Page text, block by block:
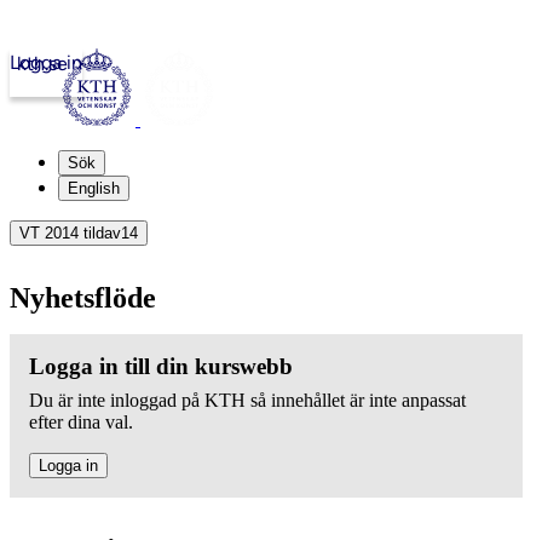
kth.se
Logga in
Sök
English
VT 2014 tildav14
Nyhetsflöde
Logga in till din kurswebb
Du är inte inloggad på KTH så innehållet är inte anpassat
efter dina val.
Logga in